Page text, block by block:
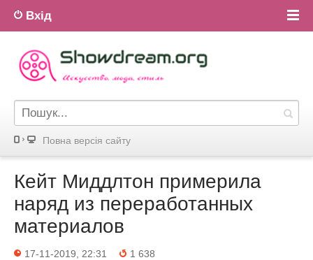
Вхід
Повна версiя сайту
Кейт Миддлтон примерила
наряд из переработанных
материалов
17-11-2019, 22:31 1 638